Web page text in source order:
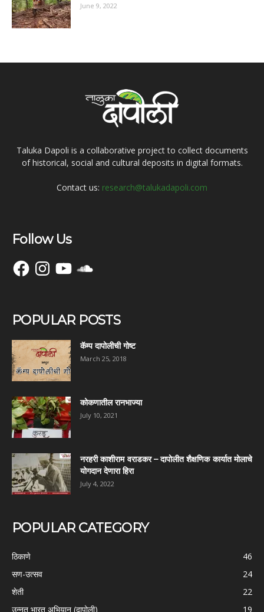
June 9, 2022
Taluka Dapoli is a collaborative project to collect documents
of historical, social and cultural deposits in digital formats.
Contact us: research@talukadapoli.com
Follow Us
FacebookInstagramYouTubeSoundCloud
POPULAR POSTS
कॅम्प दापोलीची गोष्ट
March 25, 2018
कोकणातील रानभाज्या
July 10, 2021
नरहरी काशीराम वराडकर – दापोलीत शैक्षणिक कार्यात मोलाचे
योगदान देणारा हिरा
July 4, 2022
POPULAR CATEGORY
ठिकाणे
46
सण-उत्सव
24
शेती
22
उन्नत भारत अभियान (दापोली)
19